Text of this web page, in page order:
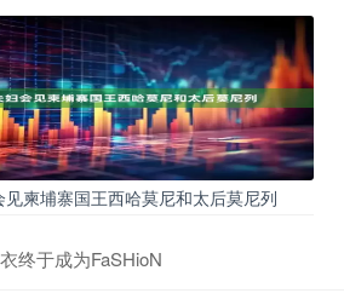
柬埔寨国王西哈莫尼和太后莫尼列
终于成为FaSHioN